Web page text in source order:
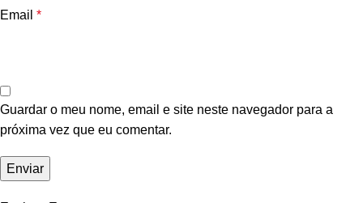
Email *
Guardar o meu nome, email e site neste navegador para a
próxima vez que eu comentar.